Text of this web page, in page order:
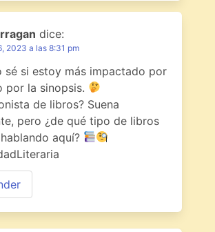
dice:
2023 a las 8:31 pm
sé si estoy más impactado por
por la sinopsis.
de libros? Suena
pero ¿de qué tipo de libros
aquí?